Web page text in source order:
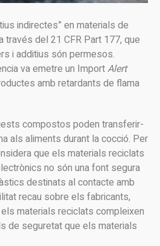
indirectes” en materials de
través del 21 CFR Part 177, que
i additius són permesos.
va emetre un ImportAlert
amb retardants de flama
compostos poden transferir-
als aliments durant la cocció. Per
que els materials reciclats
no són una font segura
destinats al contacte amb
recau sobre els fabricants,
materials reciclats compleixen
de seguretat que els materials